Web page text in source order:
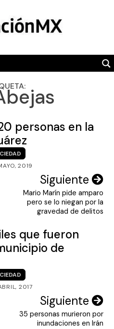
SECTION
personas en la
2019
Siguiente
Mario Marín pide amparo
pero se lo niegan por la
gravedad de delitos
que fueron
de
2017
Siguiente
35 personas murieron por
inundaciones en Irán